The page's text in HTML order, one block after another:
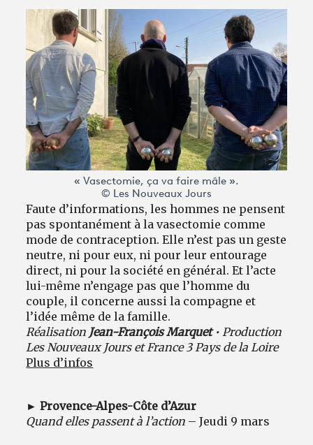
« Vasectomie, ça va faire mâle ».
© Les Nouveaux Jours
Faute d’informations, les hommes ne pensent
pas spontanément à la vasectomie comme
mode de contraception. Elle n’est pas un geste
neutre, ni pour eux, ni pour leur entourage
direct, ni pour la société en général. Et l’acte
lui-même n’engage pas que l’homme du
couple, il concerne aussi la compagne et
l’idée même de la famille.
Réalisation Jean-François Marquet• Production
Les Nouveaux Jours et France 3 Pays de la Loire
Plus d’infos
► Provence-Alpes-Côte d’Azur
Quand elles passent à l’action – Jeudi 9 mars